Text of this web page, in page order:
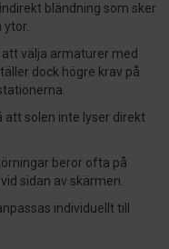
bländning som sker
välja armaturer med
dock högre krav på
solen inte lyser direkt
beror ofta på
sidan av skärmen.
individuellt till